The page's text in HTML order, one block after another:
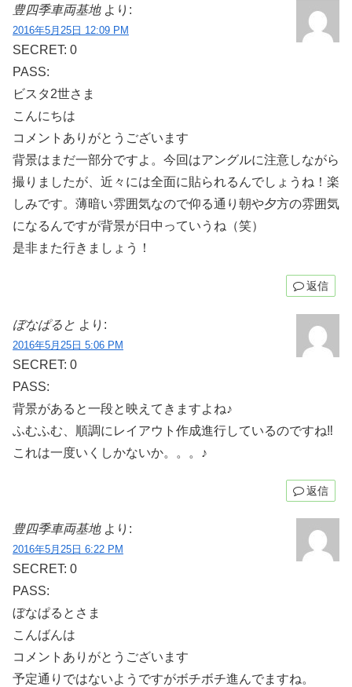
豊四季車両基地 より:
2016年5月25日 12:09 PM
SECRET: 0
PASS:
ビスタ2世さま
こんにちは
コメントありがとうございます
背景はまだ一部分ですよ。今回はアングルに注意しながら
撮りましたが、近々には全面に貼られるんでしょうね！楽
しみです。薄暗い雰囲気なので仰る通り朝や夕方の雰囲気
になるんですが背景が日中っていうね（笑）
是非また行きましょう！
返信
ぼなぱると より:
2016年5月25日 5:06 PM
SECRET: 0
PASS:
背景があると一段と映えてきますよね♪
ふむふむ、順調にレイアウト作成進行しているのですね‼
これは一度いくしかないか。。。♪
返信
豊四季車両基地 より:
2016年5月25日 6:22 PM
SECRET: 0
PASS:
ぼなぱるとさま
こんばんは
コメントありがとうございます
予定通りではないようですがボチボチ進んでますね。